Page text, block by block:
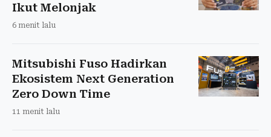
Ikut Melonjak
6 menit lalu
Mitsubishi Fuso Hadirkan
Ekosistem Next Generation
Zero Down Time
11 menit lalu